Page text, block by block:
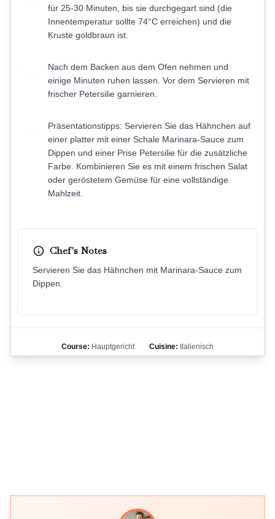
für 25-30 Minuten, bis sie durchgegart sind (die
Innentemperatur sollte 74°C erreichen) und die
Kruste goldbraun ist.
Nach dem Backen aus dem Ofen nehmen und
einige Minuten ruhen lassen. Vor dem Servieren mit
frischer Petersilie garnieren.
Präsentationstipps: Servieren Sie das Hähnchen auf
einer platter mit einer Schale Marinara-Sauce zum
Dippen und einer Prise Petersilie für die zusätzliche
Farbe. Kombinieren Sie es mit einem frischen Salat
oder geröstetem Gemüse für eine vollständige
Mahlzeit.
Chef's Notes
Servieren Sie das Hähnchen mit Marinara-Sauce zum
Dippen.
Course: Hauptgericht Cuisine: Italienisch